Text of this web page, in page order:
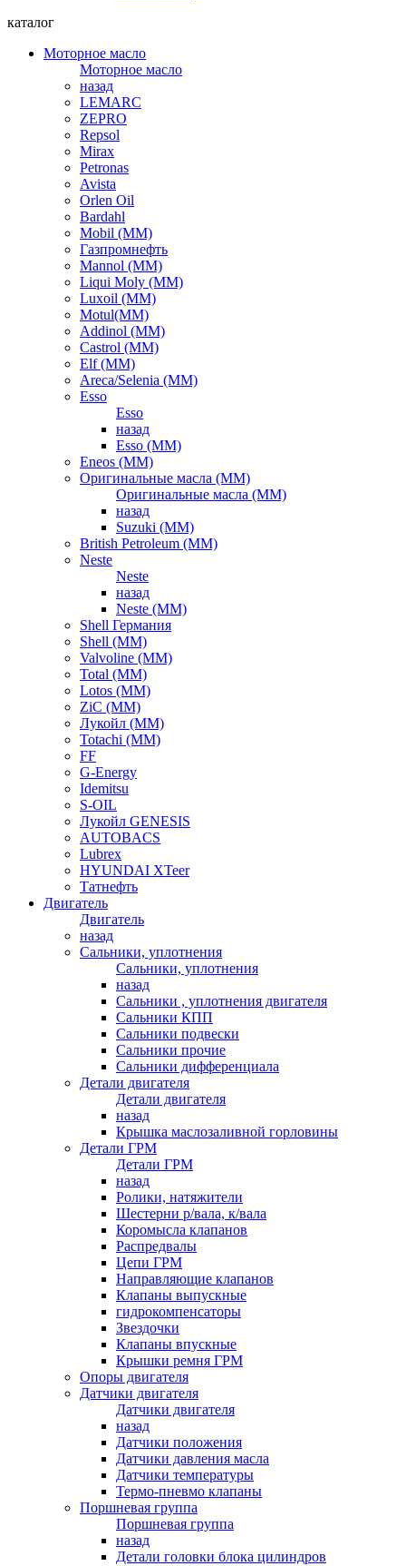
каталог
Моторное масло
Моторное масло
назад
LEMARC
ZEPRO
Repsol
Mirax
Petronas
Avista
Orlen Oil
Bardahl
Mobil (ММ)
Газпромнефть
Mannol (ММ)
Liqui Moly (ММ)
Luxoil (ММ)
Motul(ММ)
Addinol (ММ)
Castrol (ММ)
Elf (ММ)
Areca/Selenia (ММ)
Esso
Esso
назад
Esso (ММ)
Eneos (ММ)
Оригинальные масла (ММ)
Оригинальные масла (ММ)
назад
Suzuki (ММ)
British Petroleum (ММ)
Neste
Neste
назад
Neste (ММ)
Shell Германия
Shell (ММ)
Valvoline (ММ)
Total (ММ)
Lotos (ММ)
ZiC (ММ)
Лукойл (ММ)
Totachi (MM)
FF
G-Energy
Idemitsu
S-OIL
Лукойл GENESIS
AUTOBACS
Lubrex
HYUNDAI XTeer
Татнефть
Двигатель
Двигатель
назад
Сальники, уплотнения
Сальники, уплотнения
назад
Сальники , уплотнения двигателя
Сальники КПП
Сальники подвески
Сальники прочие
Сальники дифференциала
Детали двигателя
Детали двигателя
назад
Крышка маслозаливной горловины
Детали ГРМ
Детали ГРМ
назад
Ролики, натяжители
Шестерни р/вала, к/вала
Коромысла клапанов
Распредвалы
Цепи ГРМ
Направляющие клапанов
Клапаны выпускные
гидрокомпенсаторы
Звездочки
Клапаны впускные
Крышки ремня ГРМ
Опоры двигателя
Датчики двигателя
Датчики двигателя
назад
Датчики положения
Датчики давления масла
Датчики температуры
Термо-пневмо клапаны
Поршневая группа
Поршневая группа
назад
Детали головки блока цилиндров